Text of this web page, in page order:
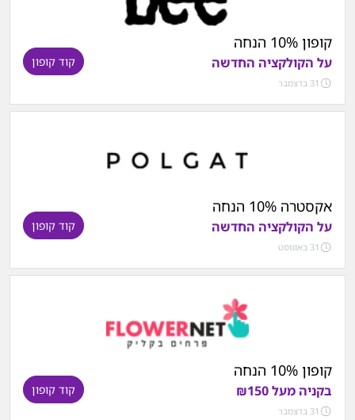
קופון 10% הנחה
על הקולקציה החדשה
31 בדצמבר
קוד קופון
אקסטרה 10% הנחה
על הקולקציה החדשה
31 באוגוסט
קוד קופון
קופון 10% הנחה
בקניה מעל ₪150
31 בדצמבר
קוד קופון